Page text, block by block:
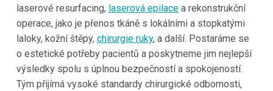
laserové resurfacing, laserová epilacea rekonstrukční
operace, jako je přenos tkáně s lokálními a stopkatými
laloky, kožní štěpy, chirurgie ruky, a další. Postaráme se
o estetické potřeby pacientů a poskytneme jim nejlepší
výsledky spolu s úplnou bezpečností a spokojeností.
Tým přijímá vysoké standardy chirurgické odbornosti,